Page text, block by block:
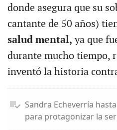
donde asegura que su
cantante de 50 años)
salud mental, ya que
durante mucho tiempo,
inventó la historia
Sandra Echeverría
para protagonizar la